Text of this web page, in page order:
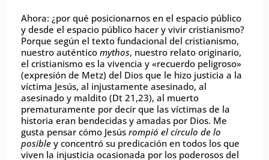
Ahora: ¿por qué posicionarnos en el espacio público
y desde el espacio público hacer y vivir cristianismo?
Porque según el texto fundacional del cristianismo,
nuestro auténtico mythos, nuestro relato originario,
el cristianismo es la vivencia y «recuerdo peligroso»
(expresión de Metz) del Dios que le hizo justicia a la
víctima Jesús, al injustamente asesinado, al
asesinado y maldito (Dt 21,23), al muerto
prematuramente por decir que las víctimas de la
historia eran bendecidas y amadas por Dios. Me
gusta pensar cómo Jesús rompió el círculo de lo
posible y concentró su predicación en todos los que
viven la injusticia ocasionada por los poderosos del